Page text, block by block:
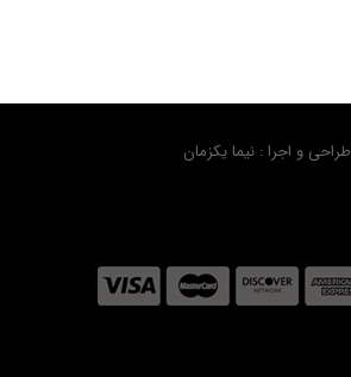
طراحی و اجرا : نیما یکزمان